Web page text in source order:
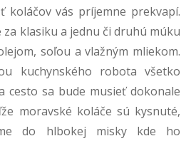
koláčov vás príjemne prekvapí.
klasiku a jednu či druhú múku
soľou a vlažným mliekom.
kuchynského robota všetko
cesto sa bude musieť dokonale
moravské koláče sú kysnuté,
do hlbokej misky kde ho